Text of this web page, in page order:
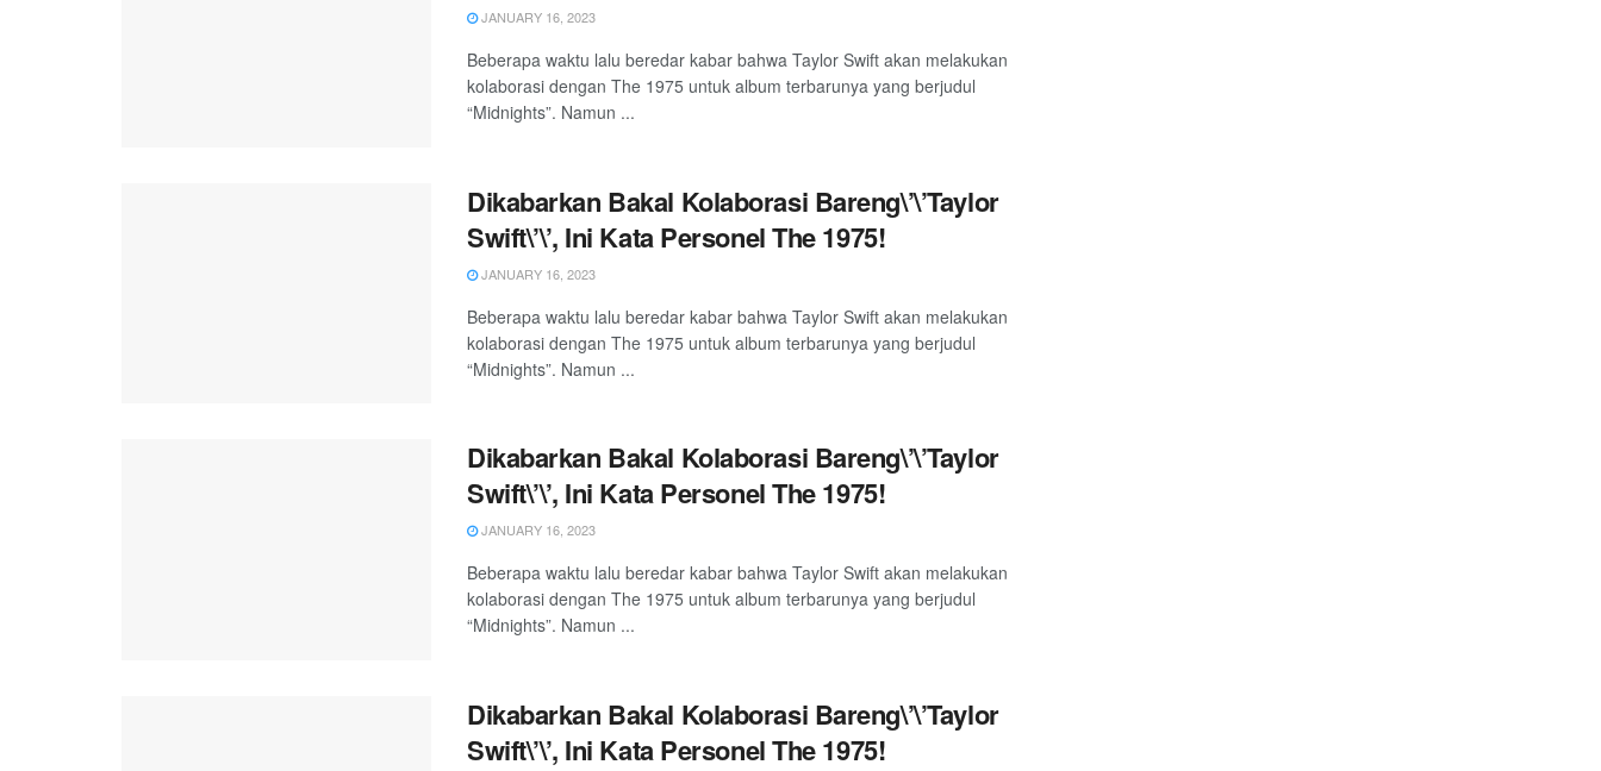
JANUARY 16, 2023
Beberapa waktu lalu beredar kabar bahwa Taylor Swift akan melakukan
kolaborasi dengan The 1975 untuk album terbarunya yang berjudul
“Midnights”. Namun ...
Dikabarkan Bakal Kolaborasi Bareng\’\’Taylor
Swift\’\’, Ini Kata Personel The 1975!
JANUARY 16, 2023
Beberapa waktu lalu beredar kabar bahwa Taylor Swift akan melakukan
kolaborasi dengan The 1975 untuk album terbarunya yang berjudul
“Midnights”. Namun ...
Dikabarkan Bakal Kolaborasi Bareng\’\’Taylor
Swift\’\’, Ini Kata Personel The 1975!
JANUARY 16, 2023
Beberapa waktu lalu beredar kabar bahwa Taylor Swift akan melakukan
kolaborasi dengan The 1975 untuk album terbarunya yang berjudul
“Midnights”. Namun ...
Dikabarkan Bakal Kolaborasi Bareng\’\’Taylor
Swift\’\’, Ini Kata Personel The 1975!